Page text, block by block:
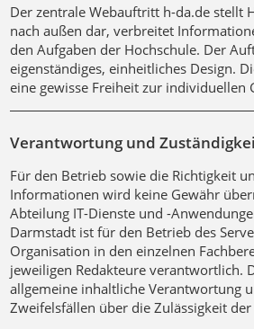
Der zentrale Webauftritt h-da.de stellt
nach außen dar, verbreitet
den Aufgaben der Hochschule. Der
eigenständiges, einheitliches Design.
eine gewisse Freiheit zur individuellen
Verantwortung und
Für den Betrieb sowie die Richtigkeit
Informationen wird keine Gewähr
Abteilung IT-Dienste und -
Darmstadt ist für den Betrieb des
Organisation in den einzelnen
jeweiligen Redakteure verantwortlich.
allgemeine inhaltliche Verantwortung
Zweifelsfällen über die Zulässigkeit der